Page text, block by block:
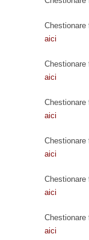
Chestionare
aici
aici
Chestionare
aici
Chestionare
aici
Chestionare
aici
aici